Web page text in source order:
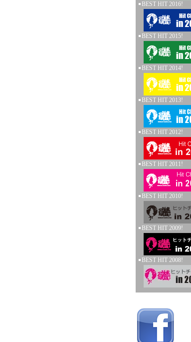
BEST HIT 2016!
BEST HIT 2015!
BEST HIT 2014!
BEST HIT 2013!
BEST HIT 2012!
BEST HIT 2011!
BEST HIT 2010!
BEST HIT 2009!
BEST HIT 2008!